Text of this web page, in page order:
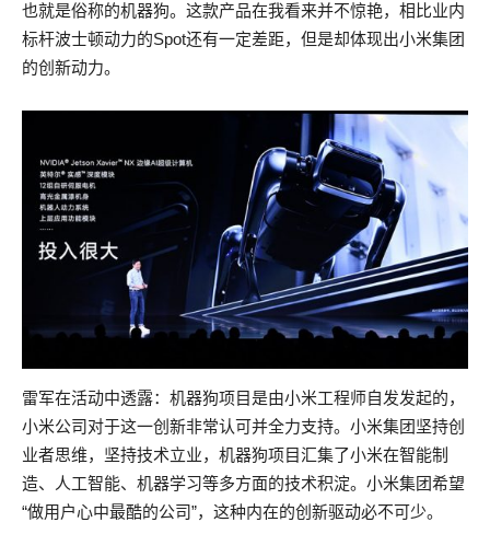
也就是俗称的机器狗。这款产品在我看来并不惊艳，相比业内
标杆波士顿动力的Spot还有一定差距，但是却体现出小米集团
的创新动力。
雷军在活动中透露：机器狗项目是由小米工程师自发发起的，
小米公司对于这一创新非常认可并全力支持。小米集团坚持创
业者思维，坚持技术立业，机器狗项目汇集了小米在智能制
造、人工智能、机器学习等多方面的技术积淀。小米集团希望
“做用户心中最酷的公司”，这种内在的创新驱动必不可少。